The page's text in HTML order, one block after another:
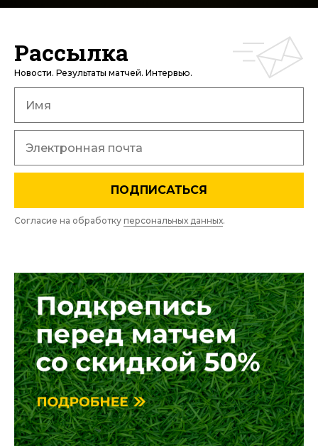
Рассылка
Новости. Результаты матчей. Интервью.
ПОДПИСАТЬСЯ
Согласие на обработку персональных данных.